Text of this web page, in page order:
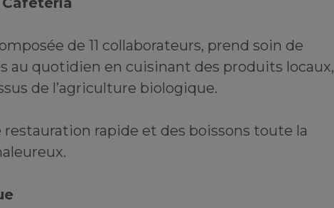
de 11 collaborateurs, prend soin de
au quotidien en cuisinant des produits locaux,
de l’agriculture biologique.
restauration rapide et des boissons toute la